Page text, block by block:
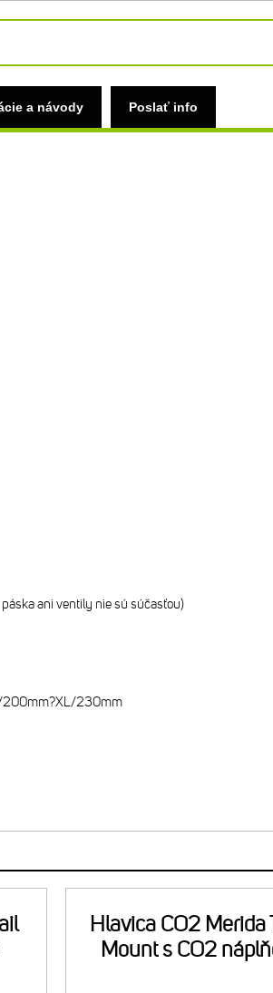
a návody Poslať info
ani ventily nie sú súčasťou)
200mm?XL/230mm
Hlavica CO2 Merida
Mount s CO2